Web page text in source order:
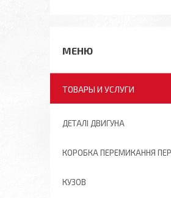
ТОВАРЫ И УСЛУГИ
ДЕТАЛІ ДВИГУНА
КОРОБКА ПЕРЕМИКАННЯ
КУЗОВ